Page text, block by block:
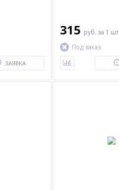
ЗАЯВКА
315 руб. за 1 шт
Под заказ